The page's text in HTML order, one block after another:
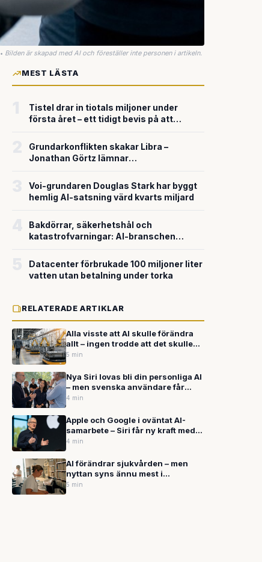
• Bilden är skapad med AI och föreställer inte personen i artikeln.
MEST LÄSTA
Tistel drar in tiotals miljoner under
första året – ett tidigt bevis på att
försvarsteknik
Grundarkonflikten skakar Libra –
Jonathan Görtz lämnar
miljardvärderingen
Voi-grundaren Douglas Stark har byggt
hemlig AI-satsning värd kvarts miljard
Bakdörrar, säkerhetshål och
katastrofvarningar: AI-branschen
Datacenter förbrukade 100 miljoner liter
vatten utan betalning under torka
RELATERADE ARTIKLAR
Alla visste att AI skulle förändra
allt – ingen trodde att det skulle
gå så här fort
5 min
Nya Siri lovas bli din personliga AI
– men svenska användare får
troligen vänta
4 min
Apple och Google i oväntat AI-
samarbete – Siri får ny kraft med
Googles Gemini
4 min
AI förändrar sjukvården – men
nyttan syns ännu mest i
administrationen, inte vid
5 min